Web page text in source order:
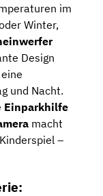
im
Winter,
Design
und Nacht.
Einparkhilfe
macht
–